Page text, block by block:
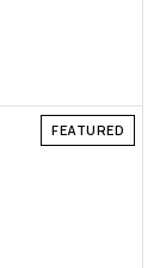
FEATURED